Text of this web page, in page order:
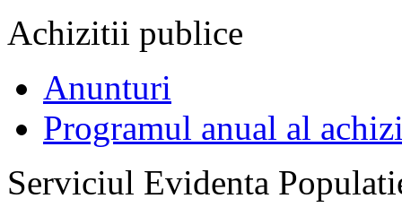
Achizitii publice
Anunturi
Programul anual al
Serviciul Evidenta